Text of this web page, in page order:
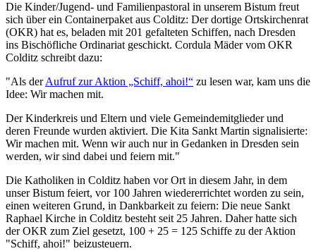
Die Kinder/Jugend- und Familienpastoral in unserem Bistum freut
sich über ein Containerpaket aus Colditz: Der dortige Ortskirchenrat
(OKR) hat es, beladen mit 201 gefalteten Schiffen, nach Dresden
ins Bischöfliche Ordinariat geschickt. Cordula Mäder vom OKR
Colditz schreibt dazu:
"Als derAufruf zur Aktion „Schiff, ahoi!“ zu lesen war, kam uns die
Idee: Wir machen mit.
Der Kinderkreis und Eltern und viele Gemeindemitglieder und
deren Freunde wurden aktiviert. Die Kita Sankt Martin signalisierte:
Wir machen mit. Wenn wir auch nur in Gedanken in Dresden sein
werden, wir sind dabei und feiern mit."
Die Katholiken in Colditz haben vor Ort in diesem Jahr, in dem
unser Bistum feiert, vor 100 Jahren wiedererrichtet worden zu sein,
einen weiteren Grund, in Dankbarkeit zu feiern: Die neue Sankt
Raphael Kirche in Colditz besteht seit 25 Jahren. Daher hatte sich
der OKR zum Ziel gesetzt, 100 + 25 = 125 Schiffe zu der Aktion
"Schiff, ahoi!" beizusteuern.